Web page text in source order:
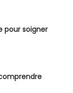
pour soigner